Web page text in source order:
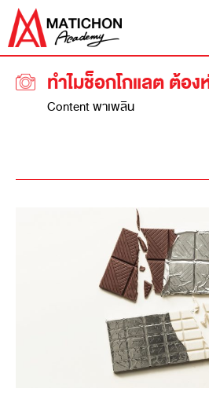
ทำไมช็อกโกแลต ต้อ
Content พาเพลิน